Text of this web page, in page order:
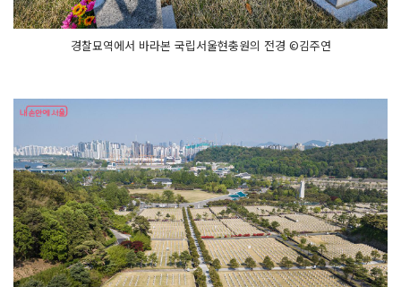
경찰묘역에서 바라본 국립서울현충원의 전경 ©김주연